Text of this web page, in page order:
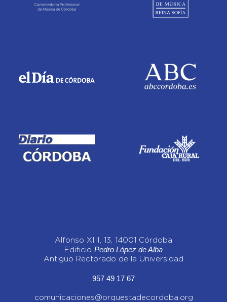
Alfonso XIII, 13, 14001 Córdoba
Edificio Pedro López de Alba
Antiguo Rectorado de la Universidad
957 49 17 67
comunicaciones@orquestadecordoba.org